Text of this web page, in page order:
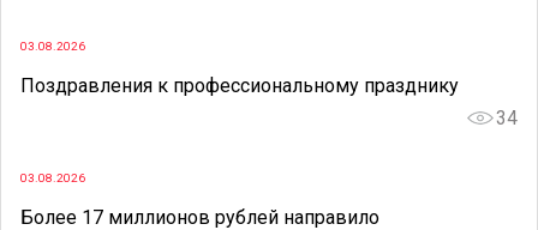
03.08.2026
Поздравления к профессиональному празднику
34
03.08.2026
Более 17 миллионов рублей направило